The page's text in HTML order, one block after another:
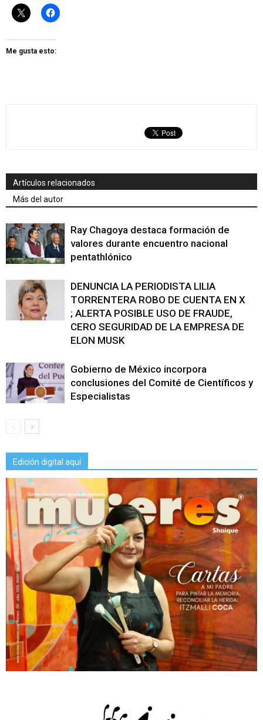
Me gusta esto:
Artículos relacionados
Más del autor
Ray Chagoya destaca formación de
valores durante encuentro nacional
pentathlónico
DENUNCIA LA PERIODISTA LILIA
TORRENTERA ROBO DE CUENTA EN X
; ALERTA POSIBLE USO DE FRAUDE,
CERO SEGURIDAD DE LA EMPRESA DE
ELON MUSK
Gobierno de México incorpora
conclusiones del Comité de Científicos y
Especialistas
Edición digital aquí